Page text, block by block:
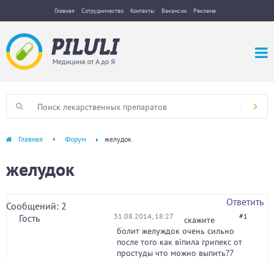
Главная Сотрудничество Контакты Вакансии Реклама
Главная Форум желудок
желудок
Сообщений: 2
Ответить
Гость
31.08.2014, 18:27 #1
скажите
болит желуждок очень сильно
после того как віпила грипекс от
простуды что можно выпить?7